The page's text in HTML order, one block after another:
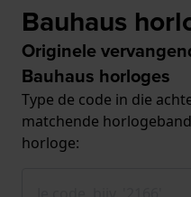
Bauhaus
Originele
Bauhaus horloges
Type de code in die
matchende
horloge: